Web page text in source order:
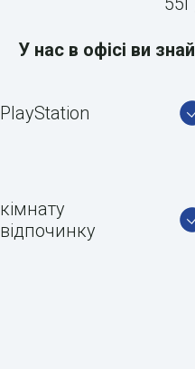
У нас в офісі ви
PlayStation
кімнату
відпочинку